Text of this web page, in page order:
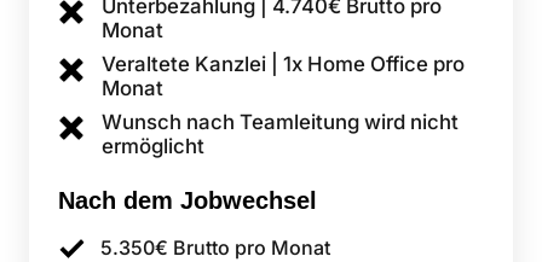
Unterbezahlung | 4.740€ Brutto pro
Monat
Veraltete Kanzlei | 1x Home Office pro
Monat
Wunsch nach Teamleitung wird nicht
ermöglicht
Nach dem Jobwechsel
5.350€ Brutto pro Monat